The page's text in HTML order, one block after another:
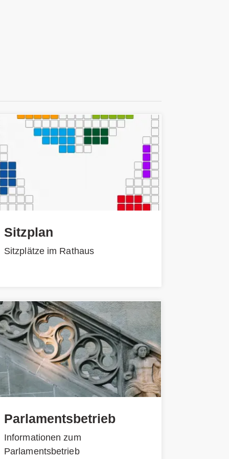
Sitzplan
Sitzplätze im Rathaus
Parlamentsbetrieb
Informationen zum
Parlamentsbetrieb